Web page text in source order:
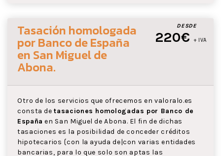
DESDE
220€ + IVA
Tasación homologada
por Banco de España
en San Miguel de
Abona.
Otro de los servicios que ofrecemos en valoralo.es
consta detasaciones homologadas por Banco de
España en San Miguel de Abona. El fin de dichas
tasaciones es la posibilidad de conceder créditos
hipotecarios {con la ayuda de|con varias entidades
bancarias, para lo que solo son aptas las